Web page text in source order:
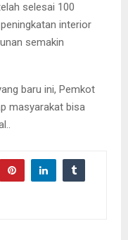
selesai 100
interior
semakin
baru ini, Pemkot
masyarakat bisa